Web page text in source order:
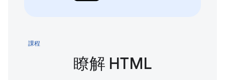
課程
瞭解 HTML